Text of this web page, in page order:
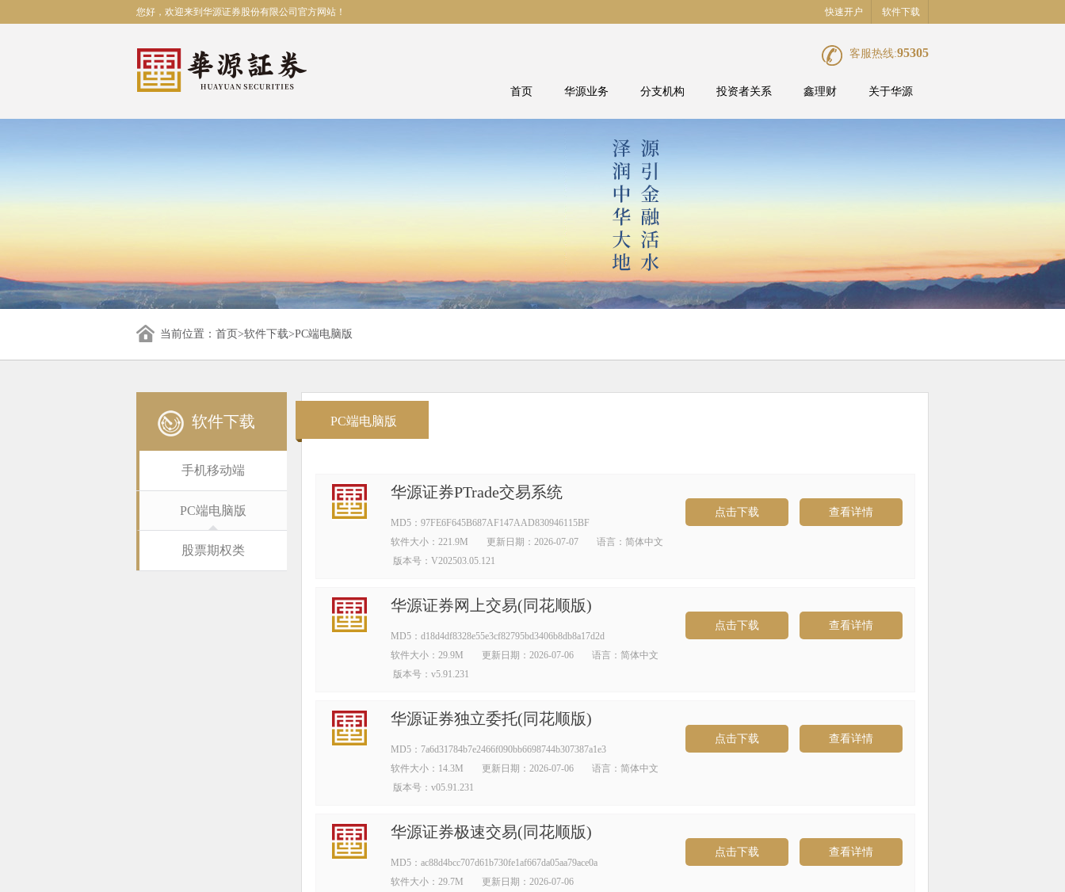
您好，欢迎来到华源证券股份有限公司官方网站！ 快速开户 软件下载
客服热线:95305
首页 华源业务 分支机构 投资者关系 鑫理财 关于华源
当前位置： 首页>软件下载>PC端电脑版
软件下载
手机移动端
PC端电脑版
股票期权类
PC端电脑版
华源证券PTrade交易系统
MD5：97FE6F645B687AF147AAD830946115BF
软件大小：221.9M
更新日期：2026-07-07
语言：简体中文
版本号：V202503.05.121
点击下载 查看详情
华源证券网上交易(同花顺版)
MD5：d18d4df8328e55e3cf82795bd3406b8db8a17d2d
软件大小：29.9M
更新日期：2026-07-06
语言：简体中文
版本号：v5.91.231
点击下载 查看详情
华源证券独立委托(同花顺版)
MD5：7a6d31784b7e2466f090bb6698744b307387a1e3
软件大小：14.3M
更新日期：2026-07-06
语言：简体中文
版本号：v05.91.231
点击下载 查看详情
华源证券极速交易(同花顺版)
MD5：ac88d4bcc707d61b730fe1af667da05aa79ace0a
软件大小：29.7M
更新日期：2026-07-06
点击下载 查看详情